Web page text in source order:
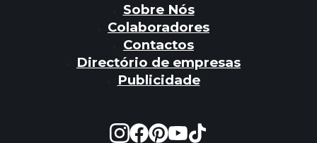
Sobre Nós
Colaboradores
Contactos
Directório de empresas
Publicidade